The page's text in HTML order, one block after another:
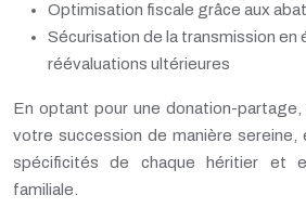
Optimisation fiscale grâce aux
Sécurisation de la transmission en
réévaluations ultérieures
En optant pour une donation-
votre succession de manière
spécificités de chaque héritier et
familiale.